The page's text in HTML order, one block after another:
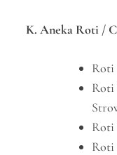
K. Aneka Roti /
Roti
Roti
Roti
Roti